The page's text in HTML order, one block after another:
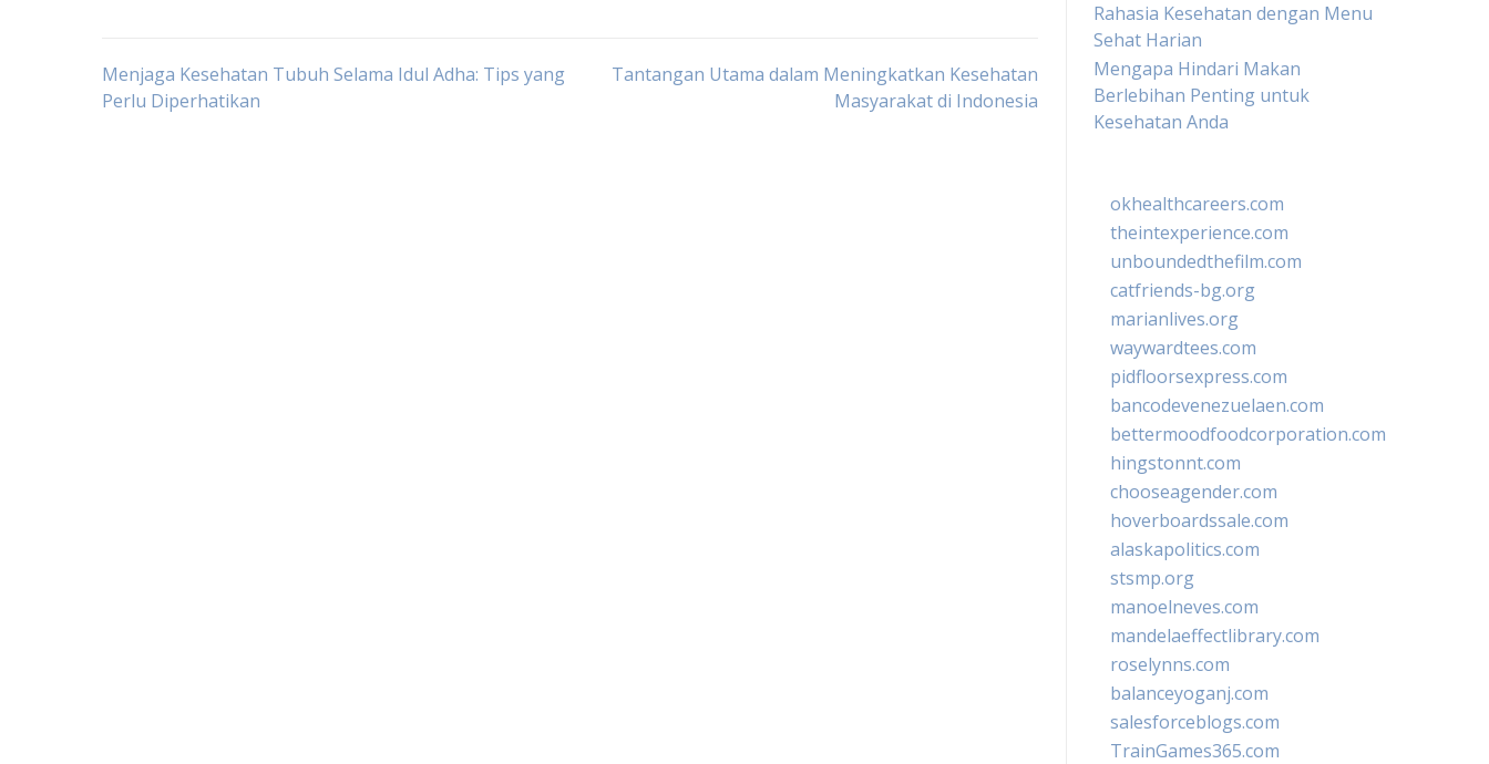
Post
Menjaga Kesehatan Tubuh Selama Idul Adha: Tips yang
Perlu Diperhatikan
Tantangan Utama dalam Meningkatkan Kesehatan
Masyarakat di Indonesia
Rahasia Kesehatan dengan Menu
Sehat Harian
Mengapa Hindari Makan
Berlebihan Penting untuk
Kesehatan Anda
okhealthcareers.com
theintexperience.com
unboundedthefilm.com
catfriends-bg.org
marianlives.org
waywardtees.com
pidfloorsexpress.com
bancodevenezuelaen.com
bettermoodfoodcorporation.com
hingstonnt.com
chooseagender.com
hoverboardssale.com
alaskapolitics.com
stsmp.org
manoelneves.com
mandelaeffectlibrary.com
roselynns.com
balanceyoganj.com
salesforceblogs.com
TrainGames365.com